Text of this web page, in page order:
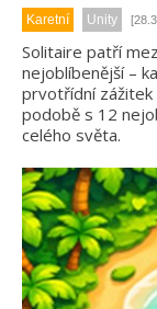
Karetní Unity
Solitaire patří
nejoblíbenější –
prvotřídní
podobě s 12
celého světa.